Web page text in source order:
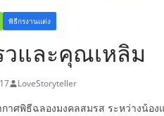
พิธีกรงานแต่ง
และคุณเหลิม
LoveStoryteller
กาศพิธีฉลองมงคลสมรส ระหว่างน้อ